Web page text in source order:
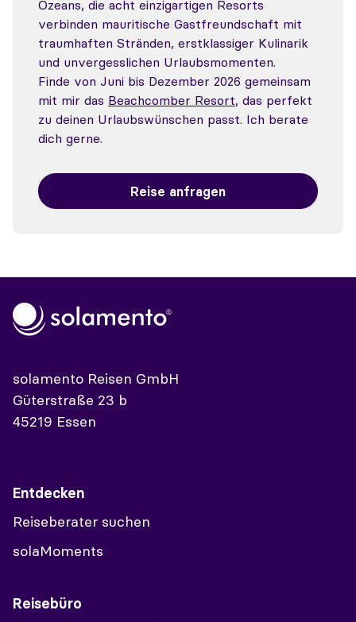
Ozeans, die acht einzigartigen Resorts
verbinden mauritische Gastfreundschaft mit
traumhaften Stränden, erstklassiger Kulinarik
und unvergesslichen Urlaubsmomenten.
Finde von Juni bis Dezember 2026 gemeinsam
mit mir das Beachcomber Resort, das perfekt
zu deinen Urlaubswünschen passt. Ich berate
dich gerne.
Reise anfragen
solamento Reisen GmbH
Güterstraße 23 b
45219 Essen
Entdecken
Reiseberater suchen
solaMoments
Reisebüro